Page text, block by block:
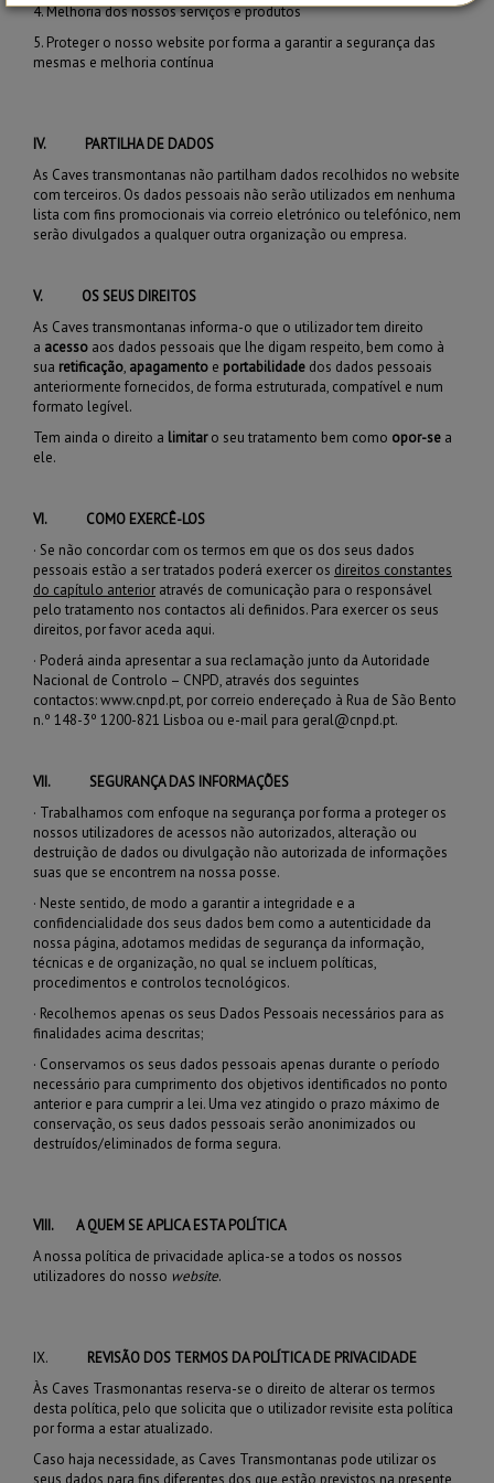
4.Melhoria dos nossos serviços e produtos
5. Proteger o nosso website por forma a garantir a segurança das
mesmas e melhoria contínua
IV. PARTILHA DE DADOS
As Caves transmontanas não partilham dados recolhidos no website
com terceiros. Os dados pessoais não serão utilizados em nenhuma
lista com fins promocionais via correio eletrónico ou telefónico, nem
serão divulgados a qualquer outra organização ou empresa.
V. OS SEUS DIREITOS
As Caves transmontanas informa-o que o utilizador tem direito
a acesso aos dados pessoais que lhe digam respeito, bem como à
sua retificação, apagamento e portabilidade dos dados pessoais
anteriormente fornecidos, de forma estruturada, compatível e num
formato legível.
Tem ainda o direito a limitaro seu tratamento bem como opor-se a
ele.
VI. COMO EXERCÊ-LOS
· Se não concordar com os termos em que os dos seus dados
pessoais estão a ser tratados poderá exercer os direitos constantes
do capítulo anterior através de comunicação para o responsável
pelo tratamento nos contactos ali definidos. Para exercer os seus
direitos, por favor aceda aqui.
· Poderá ainda apresentar a sua reclamação junto da Autoridade
Nacional de Controlo – CNPD, através dos seguintes
contactos:www.cnpd.pt, por correio endereçado à Rua de São Bento
n.º 148-3º 1200-821 Lisboa ou e-mail para geral@cnpd.pt.
VII. SEGURANÇA DAS INFORMAÇÕES
· Trabalhamos com enfoque na segurança por forma a proteger os
nossos utilizadores de acessos não autorizados, alteração ou
destruição de dados ou divulgação não autorizada de informações
suas que se encontrem na nossa posse.
· Neste sentido, de modo a garantir a integridade e a
confidencialidade dos seus dados bem como a autenticidade da
nossa página, adotamos medidas de segurança da informação,
técnicas e de organização, no qual se incluem políticas,
procedimentos e controlos tecnológicos.
· Recolhemos apenas os seus Dados Pessoais necessários para as
finalidades acima descritas;
· Conservamos os seus dados pessoais apenas durante o período
necessário para cumprimento dos objetivos identificados no ponto
anterior e para cumprir a lei. Uma vez atingido o prazo máximo de
conservação, os seus dados pessoais serão anonimizados ou
destruídos/eliminados de forma segura.
VIII. A QUEM SE APLICA ESTA POLÍTICA
A nossa política de privacidade aplica-se a todos os nossos
utilizadores do nosso website.
IX. REVISÃO DOS TERMOS DA POLÍTICA DE PRIVACIDADE
Às Caves Trasmonantas reserva-se o direito de alterar os termos
desta política, pelo que solicita que o utilizador revisite esta política
por forma a estar atualizado.
Caso haja necessidade, as Caves Transmontanas pode utilizar os